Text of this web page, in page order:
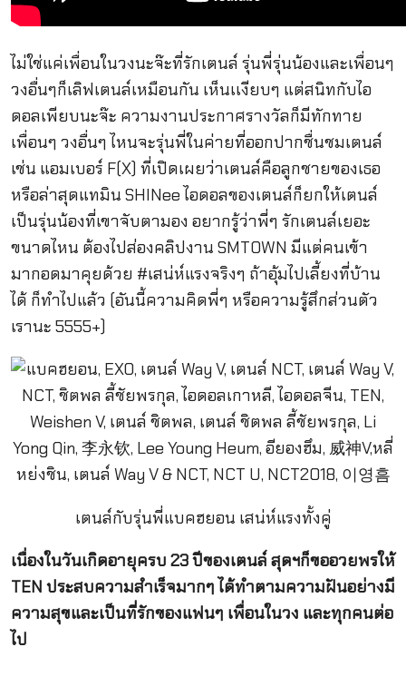
ไม่ใช่แค่เพื่อนในวงนะจ๊ะที่รักเตนล์ รุ่นพี่รุ่นน้องและเพื่อนๆ
วงอื่นๆก็เลิฟเตนล์เหมือนกัน เห็นเเงียบๆ แต่สนิทกับไอ
ดอลเพียบนะจ๊ะ ความงานประกาศรางวัลก็มีทักทาย
เพื่อนๆ วงอื่นๆ ไหนจะรุ่นพี่ในค่ายที่ออกปากชื่นชมเตนล์
เช่น แอมเบอร์ F(X) ที่เปิดเผยว่าเตนล์คือลูกชายของเธอ
หรือล่าสุดแทมิน SHINee ไอดอลของเตนล์ก็ยกให้เตนล์
เป็นรุ่นน้องที่เขาจับตามอง อยากรู้ว่าพี่ๆ รักเตนล์เยอะ
ขนาดไหน ต้องไปส่องคลิปงาน SMTOWN มีแต่คนเข้า
มากอดมาคุยด้วย #เสน่ห์แรงจริงๆ ถ้าอุ้มไปเลี้ยงที่บ้าน
ได้ ก็ทำไปแล้ว (อันนี้ความคิดพี่ๆ หรือความรู้สึกส่วนตัว
เรานะ 5555+)
เตนล์กับรุ่นพี่แบคฮยอน เสน่ห์แรงทั้งคู่
เนื่องในวันเกิดอายุครบ 23 ปีของเตนล์ สุดฯก็ขออวยพรให้
TEN ประสบความสำเร็จมากๆ ได้ทำตามความฝันอย่างมี
ความสุขและเป็นที่รักของแฟนๆ เพื่อนในวง และทุกคนต่อ
ไป